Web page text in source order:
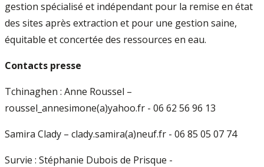
gestion spécialisé et indépendant pour la remise en état
des sites après extraction et pour une gestion saine,
équitable et concertée des ressources en eau.
Contacts presse
Tchinaghen : Anne Roussel –
roussel_annesimone(a)yahoo.fr - 06 62 56 96 13
Samira Clady – clady.samira(a)neuf.fr - 06 85 05 07 74
Survie : Stéphanie Dubois de Prisque -